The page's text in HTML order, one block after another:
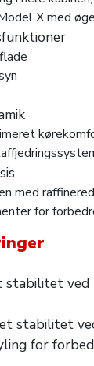
X med
med
for
ved
stabilitet
for